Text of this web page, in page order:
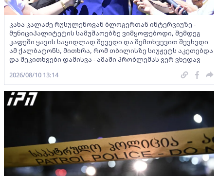
კახა კალაძე რუსულენოვან ბლოგერთან ინტერვიუზე -
მუნიციპალიტეტის სამუშაოებზე ვიმყოფებოდი, შემდეგ
კაფეში ყავის საყიდლად შევედი და შემთხვევით შევხვდი
ამ ქალბატონს, მითხრა, რომ თბილისზე სიუჟეტს აკეთებდა
და შეკითხვები დამისვა - ამაში პრობლემას ვერ ვხედავ
2026/08/10 13:14